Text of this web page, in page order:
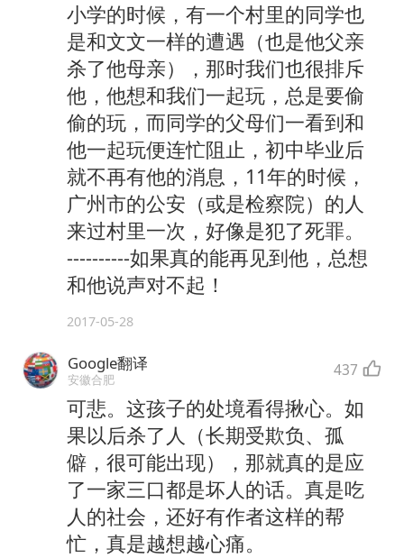
小学的时候，有一个村里的同学也
是和文文一样的遭遇（也是他父亲
杀了他母亲），那时我们也很排斥
他，他想和我们一起玩，总是要偷
偷的玩，而同学的父母们一看到和
他一起玩便连忙阻止，初中毕业后
就不再有他的消息，11年的时候，
广州市的公安（或是检察院）的人
来过村里一次，好像是犯了死罪。
----------如果真的能再见到他，总想
和他说声对不起！
2017-05-28
Google翻译
安徽合肥 437
可悲。这孩子的处境看得揪心。如
果以后杀了人（长期受欺负、孤
僻，很可能出现），那就真的是应
了一家三口都是坏人的话。真是吃
人的社会，还好有作者这样的帮
忙，真是越想越心痛。